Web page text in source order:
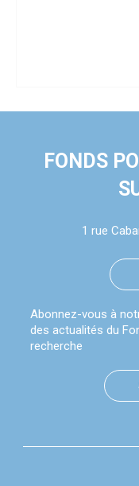
FONDS
1 rue
Abonnez-vous à
des actualités du
recherche